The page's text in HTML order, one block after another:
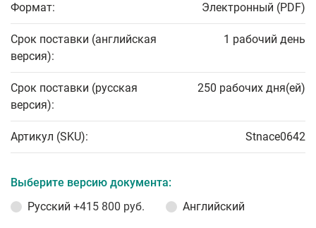
Формат: Электронный (PDF)
Срок поставки (английская
версия):
1 рабочий день
Срок поставки (русская
версия):
250 рабочих дня(ей)
Артикул (SKU): Stnace0642
Выберите версию документа:
Русский +415 800 руб. Английский